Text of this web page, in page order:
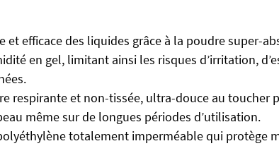
et efficace des liquides grâce à la poudre super-
en gel, limitant ainsi les risques d’irritation,
respirante et non-tissée, ultra-douce au toucher
même sur de longues périodes d’utilisation.
totalement imperméable qui protège